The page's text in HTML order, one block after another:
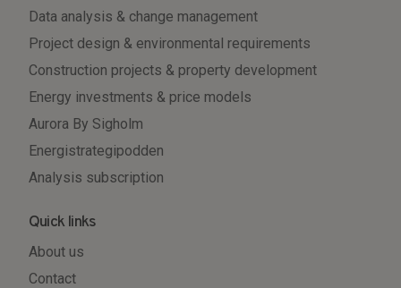
Data analysis & change management
Project design & environmental requirements
Construction projects & property development
Energy investments & price models
Aurora By Sigholm
Energistrategipodden
Analysis subscription
Quick links
About us
Contact